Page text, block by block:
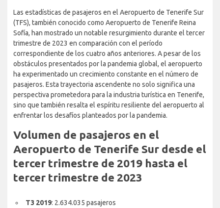
Las estadísticas de pasajeros en el Aeropuerto de Tenerife Sur
(TFS), también conocido como Aeropuerto de Tenerife Reina
Sofía, han mostrado un notable resurgimiento durante el tercer
trimestre de 2023 en comparación con el período
correspondiente de los cuatro años anteriores. A pesar de los
obstáculos presentados por la pandemia global, el aeropuerto
ha experimentado un crecimiento constante en el número de
pasajeros. Esta trayectoria ascendente no solo significa una
perspectiva prometedora para la industria turística en Tenerife,
sino que también resalta el espíritu resiliente del aeropuerto al
enfrentar los desafíos planteados por la pandemia.
Volumen de pasajeros en el
Aeropuerto de Tenerife Sur desde el
tercer trimestre de 2019 hasta el
tercer trimestre de 2023
T3 2019: 2.634.035 pasajeros